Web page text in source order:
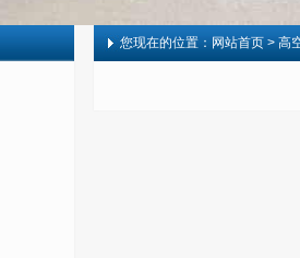
您现在的位置： 网站首页 > 高